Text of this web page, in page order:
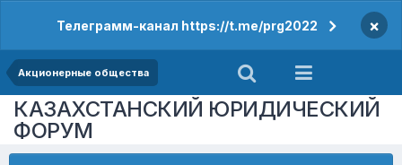
Телеграмм-канал https://t.me/prg2022 ×
Акционерные общества
КАЗАХСТАНСКИЙ ЮРИДИЧЕСКИЙ
ФОРУМ